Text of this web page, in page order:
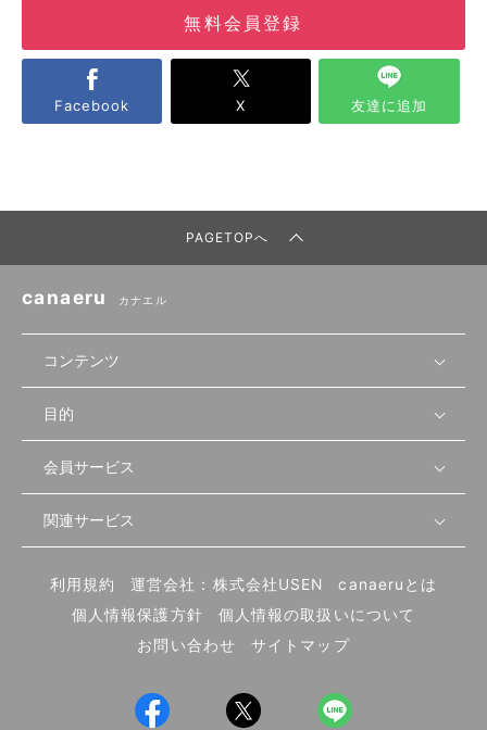
無料会員登録
Facebook X 友達に追加
PAGETOPへ
canaeru カナエル
コンテンツ
無料開業相談
セミナー情報
セミナー動画
物件を探す
首都圏
北海道
先輩開業者の声
開業・経営に関する記事
編集ポリシー
業態別の開業方法
UIターン開業特集
目的
店舗運営
物件
内装・設備
食材・仕入れ
会員サービス
会員登録
ログイン
関連サービス
飲食店サクセスガイド（外部サイト）
利用規約 運営会社：株式会社USEN
canaeruとは
個人情報保護方針
個人情報の取扱いについて
お問い合わせ
サイトマップ